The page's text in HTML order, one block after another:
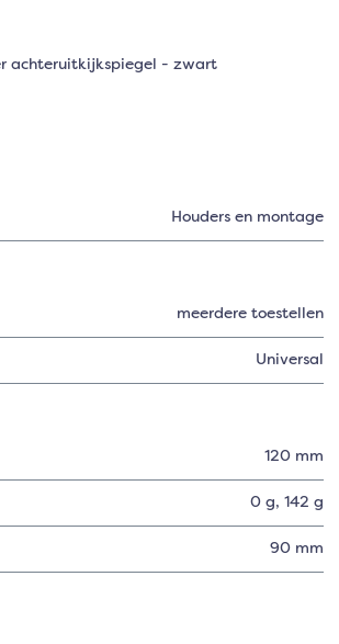
achteruitkijkspiegel - zwart
Houders en montage
meerdere toestellen
Universal
120 mm
0 g, 142 g
90 mm